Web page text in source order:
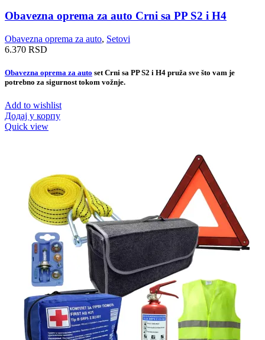
Obavezna oprema za auto Crni sa PP S2 i H4
Obavezna oprema za auto, Setovi
6.370 RSD
Obavezna oprema za auto set Crni sa PP S2 i H4 pruža sve što vam je
potrebno za sigurnost tokom vožnje.
Add to wishlist
Додај у корпу
Quick view